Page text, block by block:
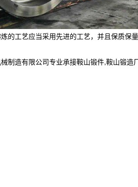
的工艺应当采用先进的工艺，并且保质保
制造有限公司专业承接鞍山锻件,鞍山锻